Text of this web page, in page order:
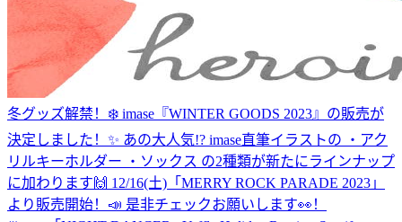
冬グッズ解禁！❄️ imase『WINTER GOODS 2023』の販売が
決定しました！✨ あの大人気!? imase直筆イラストの ・アク
リルキーホルダー ・ソックス の2種類が新たにラインナップ
に加わります🙌 12/16(土)「MERRY ROCK PARADE 2023」
より販売開始！📣 是非チェックお願いします👀！